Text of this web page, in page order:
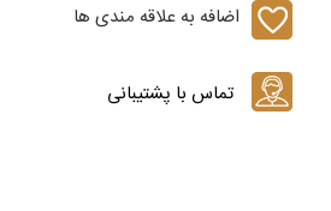
اضافه به علاقه مندی ها